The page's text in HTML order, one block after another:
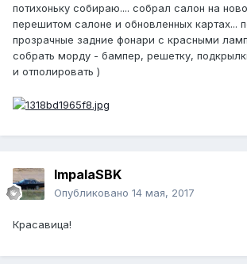
потихоньку собираю.... собрал салон на
перешитом салоне и обновленных картах...
прозрачные задние фонари с красными
собрать морду - бампер, решетку,
и отполировать )
ImpalaSBK
Опубликовано 14 мая, 2017
Красавица!